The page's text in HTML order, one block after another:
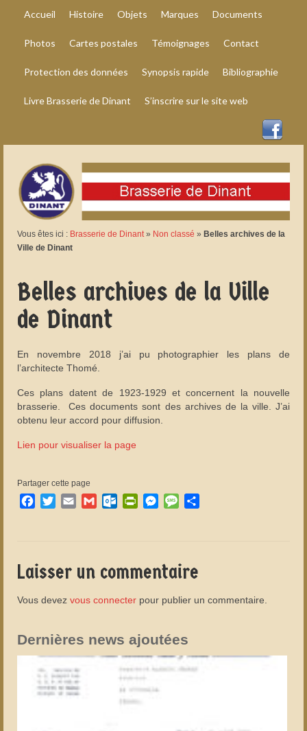
Accueil Histoire Objets Marques Documents
Photos Cartes postales Témoignages Contact
Protection des données Synopsis rapide Bibliographie
Livre Brasserie de Dinant S’inscrire sur le site web
Vous êtes ici : Brasserie de Dinant» Non classé » Belles archives de la
Ville de Dinant
Belles archives de la Ville
de Dinant
En novembre 2018 j’ai pu photographier les plans de
l’architecte Thomé.
Ces plans datent de 1923-1929 et concernent la nouvelle
brasserie. Ces documents sont des archives de la ville. J’ai
obtenu leur accord pour diffusion.
Lien pour visualiser la page
Partager cette page
Facebook
TwitterEmail GmailOutlook.com
PrintFriendly
Messenger
Message
Laisser un commentaire
Vous devez vous connecter pour publier un commentaire.
Dernières news ajoutées